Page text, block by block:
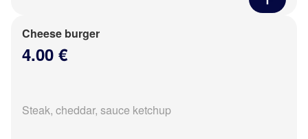
Cheese burger
4.00 €
Steak, cheddar, sauce ketchup